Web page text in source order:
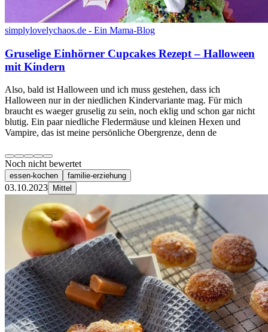
simplylovelychaos.de - Ein Mama-Blog
Gruselige Einhörner Cupcakes Rezept – Halloween
mit Kindern
Also, bald ist Halloween und ich muss gestehen, dass ich
Halloween nur in der niedlichen Kindervariante mag. Für mich
braucht es waeger gruselig zu sein, noch eklig und schon gar nicht
blutig. Ein paar niedliche Fledermäuse und kleinen Hexen und
Vampire, das ist meine persönliche Obergrenze, denn de
Noch nicht bewertet
essen-kochen familie-erziehung
03.10.2023 Mittel